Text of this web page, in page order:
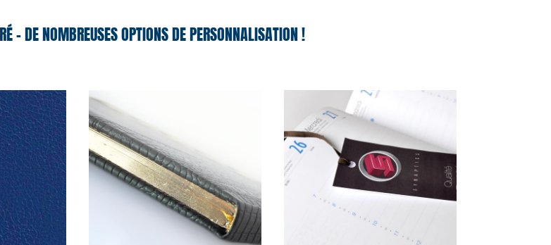
– DE NOMBREUSES OPTIONS DE PERSONNALISATION !